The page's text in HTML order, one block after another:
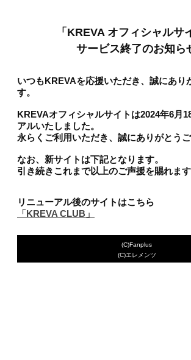
「KREVA オフィシャルサ
サービス終了のお知ら
いつもKREVAを応援いただき、誠にあり
す。
KREVAオフィシャルサイトは2024年6月
アルいたしました。
永らくご利用いただき、誠にありがとうご
なお、新サイトは下記となります。
引き続きこれまで以上のご声援を賜れます
リニューアル後のサイトはこちら
「KREVA CLUB」
(C)Fanplus
(C)エレメンツ